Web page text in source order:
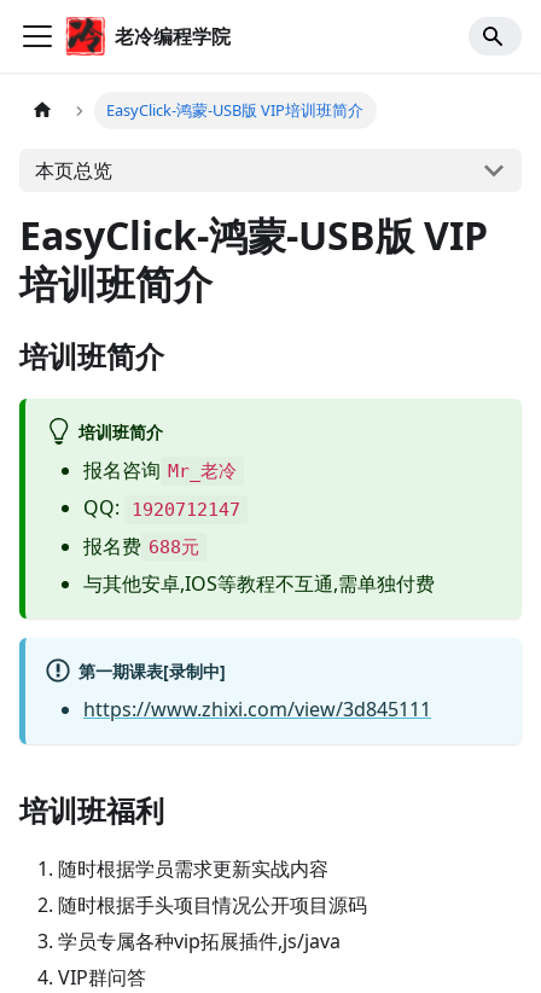
老冷编程学院
EasyClick-鸿蒙-USB版 VIP培训班简介
本页总览
EasyClick-鸿蒙-USB版 VIP
培训班简介
培训班简介
培训班简介
报名咨询 Mr_老冷
QQ: 1920712147
报名费 688元
与其他安卓,IOS等教程不互通,需单独付费
第一期课表[录制中]
https://www.zhixi.com/view/3d845111
培训班福利
随时根据学员需求更新实战内容
随时根据手头项目情况公开项目源码
学员专属各种vip拓展插件,js/java
VIP群问答